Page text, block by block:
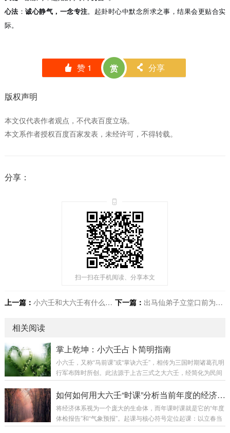
心法：诚心静气，一念专注。起卦时心中默念所求之事，结果会更贴合实
际。
󰄼 赞 1 赏 󰄯 分享
版权声明
本文仅代表作者观点，不代表百度立场。
本文系作者授权百度百家发表，未经许可，不得转载。
分享：
扫一扫在手机阅读、分享本文
上一篇： 小六壬和大六壬有什么区别？ 下一篇： 出马仙弟子立堂口前为何财运都不好？
相关阅读
掌上乾坤：小六壬占卜简明指南
小六壬，又称“马前课”或“掌诀六壬”，相传为三国时期诸葛孔明
行军布阵时所创。此法源于上古三式之大六壬，经简化为民间
实用占卜术。其最大特点在于简捷——无需蓍草铜钱，单凭左
手三指六个关节，掐指推算即可知吉凶祸福。一、掌诀定位法
尖端六处定位：食指根部：大安（正月，寅位）食指尖端：留
连（二月，卯位）中指尖端：速喜（三月，辰位）无名指尖
如何如何用大六壬“时课”分析当前年度的经济趋势与行业兴衰
将经济体系视为一个庞大的生命体，而年课时课就是它的“年度
体检报告”和“气象预报”。起课与核心符号定位起课：以立春当
日（或您想问的特定时间）的年、月、日、时起课，此课代表